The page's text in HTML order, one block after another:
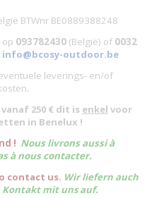
BTWnr BE0889388248
op 093782430(België) of 0032
info@bcosy-outdoor.be
leverings- en/of
.
250 € dit is enkel voor
in Benelux !
! Nous livrons aussi à
à nous contacter.
contact us. Wir liefern auch
Kontakt mit uns auf.